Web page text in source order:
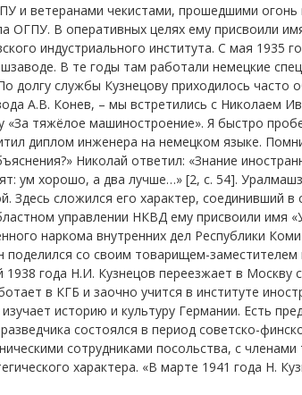
и ветеранами чекистами, прошедшими огонь
ОГПУ. В оперативных целях ему присвоили
индустриального института. С мая 1935
В те годы там работали немецкие
долгу службы Кузнецову приходилось часто
А.В. Конев, – мы встретились с Николаем
«За тяжёлое машиностроение». Я быстро
диплом инженера на немецком языке.
Николай ответил: «Знание
ум хорошо, а два лучше…» [2, с. 54].
Здесь сложился его характер, соединивший в
управлении НКВД ему присвоили имя
наркома внутренних дел Республики
со своим товарищем-заместителем
года Н.И. Кузнецов переезжает в Москву
в КГБ и заочно учится в институте
историю и культуру Германии. Есть
состоялся в период советско-
сотрудниками посольства, с членами
характера. «В марте 1941 года Н.